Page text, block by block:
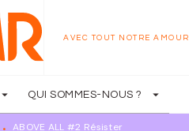
RECHERCHE
AVEC TOUT NOTRE AMOUR
arrow_drop_down QUI SOMMES-NOUS ? arrow_drop_down
ABOVE ALL #2 Résister